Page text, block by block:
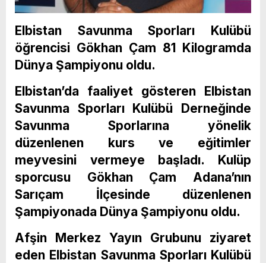
Elbistan Savunma Sporları Kulübü
öğrencisi Gökhan Çam 81 Kilogramda
Dünya Şampiyonu oldu.
Elbistan’da faaliyet gösteren Elbistan
Savunma Sporları Kulübü Derneğinde
Savunma Sporlarına yönelik
düzenlenen kurs ve eğitimler
meyvesini vermeye başladı. Kulüp
sporcusu Gökhan Çam Adana’nın
Sarıçam İlçesinde düzenlenen
Şampiyonada Dünya Şampiyonu oldu.
Afşin Merkez Yayın Grubunu ziyaret
eden Elbistan Savunma Sporları Kulübü